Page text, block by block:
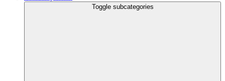
Toggle subcategories